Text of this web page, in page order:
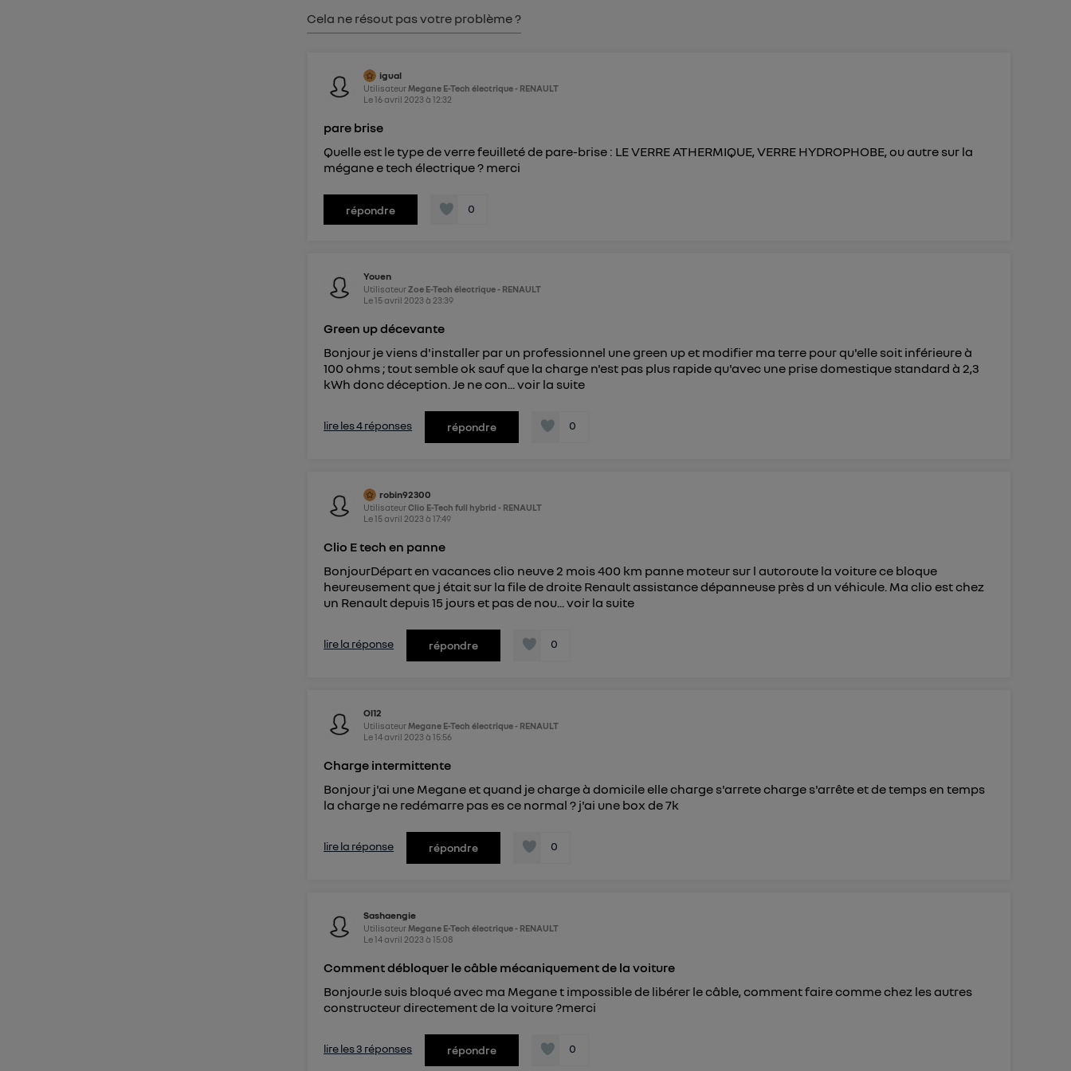
Cela ne résout pas votre problème ?
igual
Utilisateur Megane E-Tech électrique - RENAULT
Le16 avril 2023 à12:32
pare brise
Quelle est le type de verre feuilleté de pare-brise : LE VERRE ATHERMIQUE, VERRE HYDROPHOBE, ou autre sur la
mégane e tech électrique ? merci
répondre 0
Youen
UtilisateurZoe E-Tech électrique - RENAULT
Le15 avril 2023 à 23:39
Green up décevante
Bonjour je viens d'installer par un professionnel une green up et modifier ma terre pour qu'elle soit inférieure à
100 ohms ; tout semble ok sauf que la charge n'est pas plus rapide qu'avec une prise domestique standard à 2,3
kWh donc déception. Je ne con...voir la suite
lire les 4 réponses répondre 0
robin92300
UtilisateurClio E-Tech full hybrid - RENAULT
Le15 avril 2023 à17:49
Clio E tech en panne
BonjourDépart en vacances clio neuve 2 mois 400 km panne moteur sur l autoroute la voiture ce bloque
heureusement que j était sur la file de droite Renault assistance dépanneuse près d un véhicule. Ma clio est chez
un Renault depuis 15 jours et pas de nou...voir la suite
lire la réponse répondre 0
Ol12
Utilisateur Megane E-Tech électrique - RENAULT
Le14 avril 2023 à15:56
Charge intermittente
Bonjour j'ai une Megane et quand je charge à domicile elle charge s'arrete charge s'arrête et de temps en temps
la charge ne redémarre pas es ce normal ? j'ai une box de 7k
lire la réponse répondre 0
Sashaengie
Utilisateur Megane E-Tech électrique - RENAULT
Le14 avril 2023 à15:08
Comment débloquer le câble mécaniquement de la voiture
BonjourJe suis bloqué avec ma Megane t impossible de libérer le câble, comment faire comme chez les autres
constructeur directement de la voiture ?merci
lire les 3 réponses répondre 0
") ou via la page « gérer Utiq » en bas de ce site. Pour plus